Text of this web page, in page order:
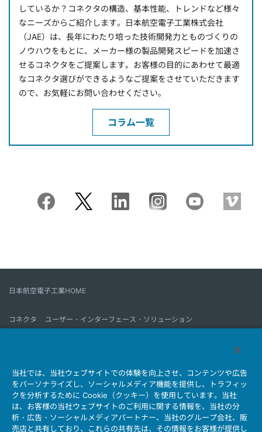
しているか？コネクタの構造、基本性能、トレンドなど様々
なニーズからご紹介します。日本航空電子工業株式会社
（JAE）は、長年にわたり培った技術開発力とものづくりの
ノウハウをもとに、メーカー様の製品開発スピードを加速さ
せるコネクタをご提案します。お客様の目的にあわせて最適
なコネクタ選びができるようなご提案をさせていただきます
ので、お気軽にお問い合わせください。
コラム一覧
日本航空電子工業HOME
コネクタ
ユーザー・インターフェース・ソリューション
会社情報 サステナビリティ IR情報 採用情報
会社情報新着一覧
製品情報新着一覧
サイトマップ お問い合わせ
当社では、当社ウェブサイトでの体験を向上させ、コンテンツや広告
をパーソナライズし、ソーシャルメディア機能を提供し、トラフィッ
クを分析するために Cookie（クッキー）を使用しています。当社
は、お客様の当社ウェブサイトのご利用に関する情報を、当社の分
析・広告・ソーシャルメディアパートナー、当社のグループ会社、販
売店と共有しており、これらの共有先は、その情報をお客様が提供し